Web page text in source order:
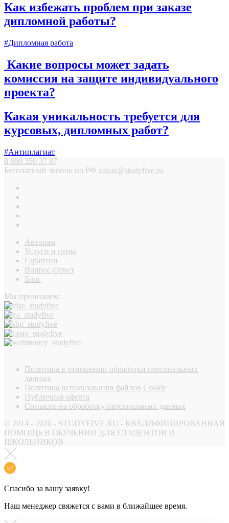
Как избежать проблем при заказе
дипломной работы?
#Дипломная работа
Какие вопросы может задать
комиссия на защите индивидуального
проекта?
Какая уникальность требуется для
курсовых, дипломных работ?
#Антиплагиат
8 800 350 37 87
Бесплатный звонок по РФ zakaz@studyfive.ru
Авторам
Услуги и цены
Гарантии
Вопрос-Ответ
Блог
Мы принимаем:
Политика в отношении обработки персональных
данных
Политика использования файлов Cookie
Публичная оферта
Согласие на обработку персональных данных
© 2014 - 2026 - STUDYFIVE.RU - КВАЛИФИЦИРОВАННАЯ
ПОМОЩЬ В ОБУЧЕНИИ ДЛЯ СТУДЕНТОВ И
ШКОЛЬНИКОВ
Спасибо за вашу заявку!
Наш менеджер свяжется с вами в ближайшее время.